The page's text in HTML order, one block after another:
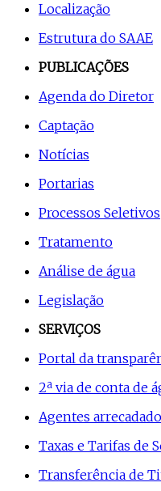
Localização
Estrutura do SAAE
PUBLICAÇÕES
Agenda do Diretor
Captação
Notícias
Portarias
Processos Seletivos
Tratamento
Análise de água
Legislação
SERVIÇOS
Portal da
2ª via de conta de
Agentes
Taxas e Tarifas de
Transferência de